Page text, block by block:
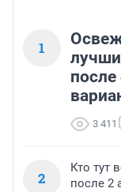
1
3 411
2
Кто тут
после 2